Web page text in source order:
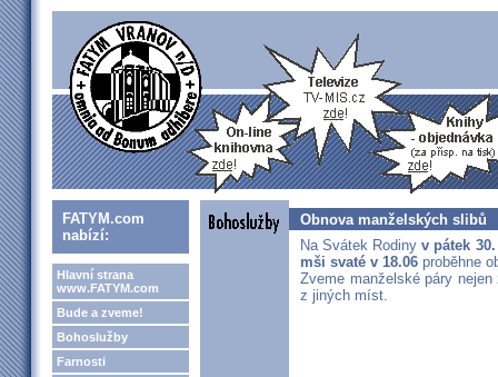
FATYM.com
nabízí:
Hlavní strana
www.FATYM.com
Bude a zveme!
Bohoslužby
Farnosti
Obnova manželských slibů
Na Svátek Rodinyv pátek
mši svaté v 18.06 proběhne
Zveme manželské páry
z jiných míst.